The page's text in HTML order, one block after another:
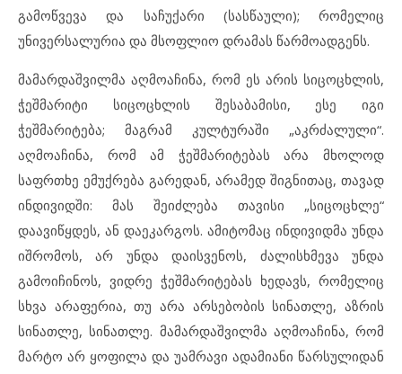
გამოწვევა და საჩუქარი (სასწაული); რომელიც
უნივერსალურია და მსოფლიო დრამას წარმოადგენს.
მამარდაშვილმა აღმოაჩინა, რომ ეს არის სიცოცხლის,
ჭეშმარიტი სიცოცხლის შესაბამისი, ესე იგი
ჭეშმარიტება; მაგრამ კულტურაში „აკრძალული“.
აღმოაჩინა, რომ ამ ჭეშმარიტებას არა მხოლოდ
საფრთხე ემუქრება გარედან, არამედ შიგნითაც, თავად
ინდივიდში: მას შეიძლება თავისი „სიცოცხლე“
დაავიწყდეს, ან დაეკარგოს. ამიტომაც ინდივიდმა უნდა
იშრომოს, არ უნდა დაისვენოს, ძალისხმევა უნდა
გამოიჩინოს, ვიდრე ჭეშმარიტებას ხედავს, რომელიც
სხვა არაფერია, თუ არა არსებობის სინათლე, აზრის
სინათლე, სინათლე. მამარდაშვილმა აღმოაჩინა, რომ
მარტო არ ყოფილა და უამრავი ადამიანი წარსულიდან